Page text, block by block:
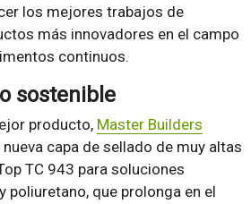
los mejores trabajos de
más innovadores en el campo
continuos.
sostenible
producto, Master Builders
capa de sellado de muy altas
TC 943 para soluciones
poliuretano, que prolonga en el